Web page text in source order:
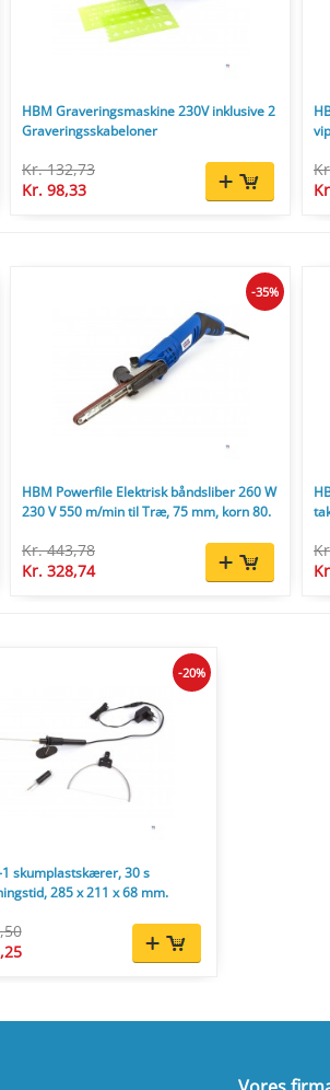
HBM Graveringsmaskine 230V inklusive 2
Graveringsskabeloner
Kr. 132,73
Kr. 98,33
HBM Powerfile Elektrisk båndsliber 260 W
230 V 550 m/min til Træ, 75 mm, korn 80.
Kr. 443,78
Kr. 328,74
-35%
skumplastskærer, 30 s
285 x 211 x 68 mm.
-20%